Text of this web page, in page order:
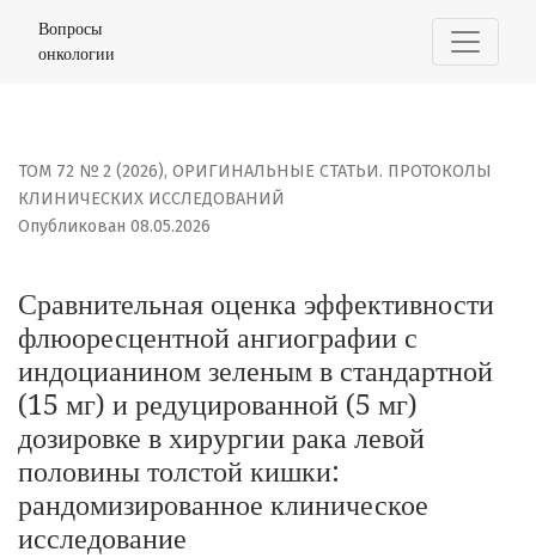
Сравнительная оценка эффективности
Вопросы
онкологии
ТОМ 72 № 2 (2026), ОРИГИНАЛЬНЫЕ СТАТЬИ. ПРОТОКОЛЫ
КЛИНИЧЕСКИХ ИССЛЕДОВАНИЙ
Сравнительная оценка эффективности
флюоресцентной ангиографии с
индоцианином зеленым в стандартной
(15 мг) и редуцированной (5 мг)
дозировке в хирургии рака левой
половины толстой кишки:
рандомизированное клиническое
исследование
Опубликован 08.05.2026